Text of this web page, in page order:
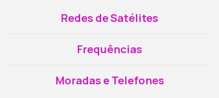
Redes de Satélites
Frequências
Moradas e Telefones